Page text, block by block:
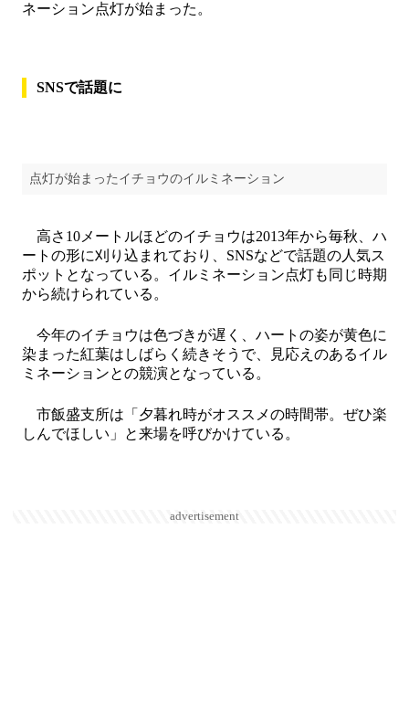
ネーション点灯が始まった。
SNSで話題に
点灯が始まったイチョウのイルミネーション
高さ10メートルほどのイチョウは2013年から毎秋、ハ
ートの形に刈り込まれており、SNSなどで話題の人気ス
ポットとなっている。イルミネーション点灯も同じ時期
から続けられている。
今年のイチョウは色づきが遅く、ハートの姿が黄色に
染まった紅葉はしばらく続きそうで、見応えのあるイル
ミネーションとの競演となっている。
市飯盛支所は「夕暮れ時がオススメの時間帯。ぜひ楽
しんでほしい」と来場を呼びかけている。
advertisement